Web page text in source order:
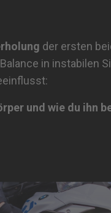
der ersten
in instabilen
und wie du ihn